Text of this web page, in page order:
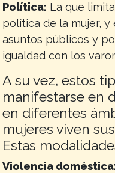
Política: La que
política de la mujer,
asuntos públicos y
igualdad con los
A su vez, estos
manifestarse en
en diferentes
mujeres viven
Estas
Violencia